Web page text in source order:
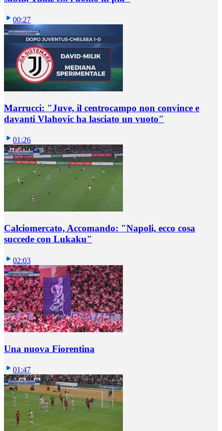
00:27
Marrucci: "Juve, il centrocampo non convince e
davanti Vlahovic ha lasciato un vuoto"
01:26
Calciomercato, Accomando: "Napoli, ecco cosa
succede con Lukaku"
02:03
Una nuova Fiorentina
01:47